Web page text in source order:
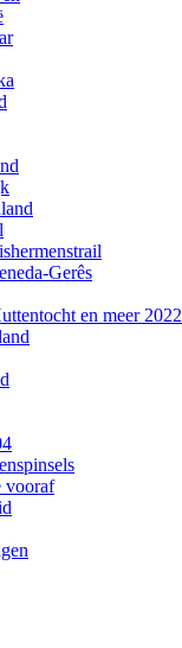
Gerês
en meer 2022
vooraf